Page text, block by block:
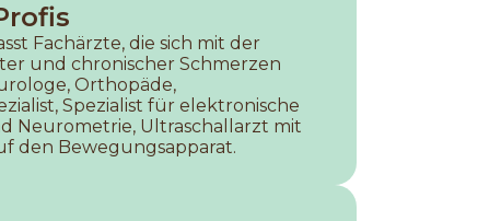
Fachärzte, die sich mit der
und chronischer Schmerzen
Orthopäde,
Spezialist für elektronische
Neurometrie, Ultraschallarzt mit
den Bewegungsapparat.